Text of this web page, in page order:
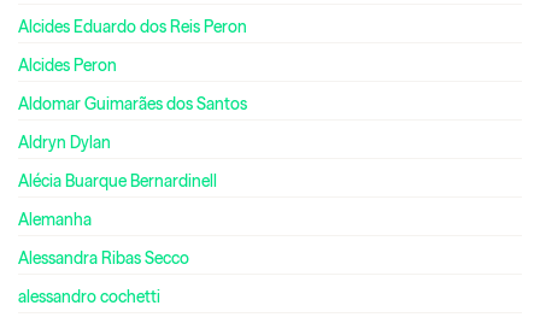
Alcides Eduardo dos Reis Peron
Alcides Peron
Aldomar Guimarães dos Santos
Aldryn Dylan
Alécia Buarque Bernardinell
Alemanha
Alessandra Ribas Secco
alessandro cochetti